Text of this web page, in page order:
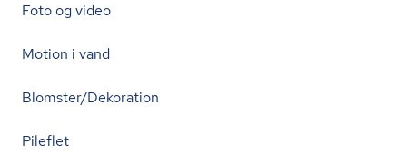
Foto og video
Motion i vand
Blomster/Dekoration
Pileflet